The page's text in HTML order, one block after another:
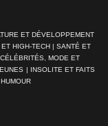
ET DÉVELOPPEMENT
HIGH-TECH | SANTÉ ET
CÉLÉBRITÉS, MODE ET
| INSOLITE ET FAITS
HUMOUR